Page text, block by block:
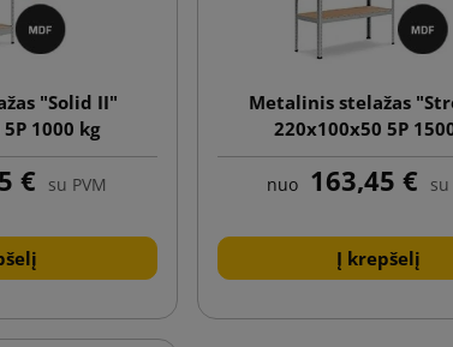
"Solid II"
1000 kg
€ su PVM
Metalinis stelažas
220x100x50 5P
nuo 163,45 € su
Į krepšelį